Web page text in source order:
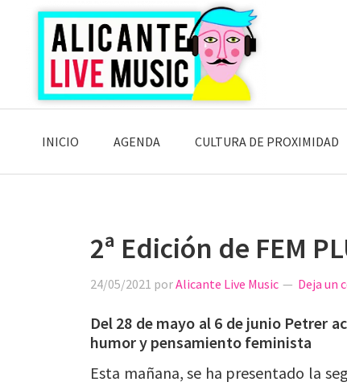
Saltar
navegación
principal
Saltar
contenido
principal
Saltar
lateral
principalINICIO AGENDA CULTURA DE PROXIMIDAD
2ª Edición de FEM
24/05/2021 porAlicante Live Music Deja un
Del 28 de mayo al 6 de junio Petrer
humor y pensamiento feminista
Esta mañana, se ha presentado la